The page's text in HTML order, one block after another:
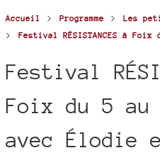
Accueil > Programme > Les
> Festival RÉSISTANCES à
Festival
Foix du 5
avec Élodie